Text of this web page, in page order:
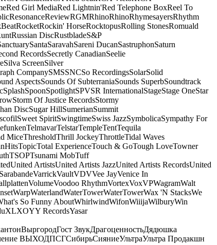
Red Girl MediaRed Lightnin'Red Telephone BoxReel To
ResonanceReviewRGMRhinoRhinoRhymesayersRhythm
RocketRockin' HorseRocktopusRolling StonesRomuald
Russian DiscRustbladeS&P
SantaSaravahSareni DucanSastruphonSaturn
RecordsSecretly CanadianSeelie
Silva ScreenSilver
CompanySMSSNCSo RecordingsSolarSolid
AspectsSounds Of SubterraniaSounds SuperbSoundtrack
SplashSpoonSpotlightSPVSR InternationalStageStage OneStar
Storm Of Justice RecordsStormy
DiscSugar HillSumerianSummit
Sweet SpiritSwingtimeSwiss JazzSymbolicaSympathy For
TelmavarTelstarTempleTentTequila
MiceThresholdThrill JockeyThrottleTidal Waves
TopicTotal ExperienceTouch & GoTough LoveTowner
TSOPTsunami MobTuff
United ArtistsUnited Artists JazzUnited Artists RecordsUnited
VarrickVaultVDVVee JayVenice In
VolumeVoodoo RhythmVortexVoxVPWagramWalt
WarpWaterlandWaterTowerWaterTowerWax 'N StacksWe
So Funny AboutWhirlwindWifonWiiijaWilburyWin
XLXOYY RecordsYasar
ВыргородГост ЗвукДрагоценностьДядюшка
ВЫХОДПСГСибирьСияниеУльтраУльтра Продакшн